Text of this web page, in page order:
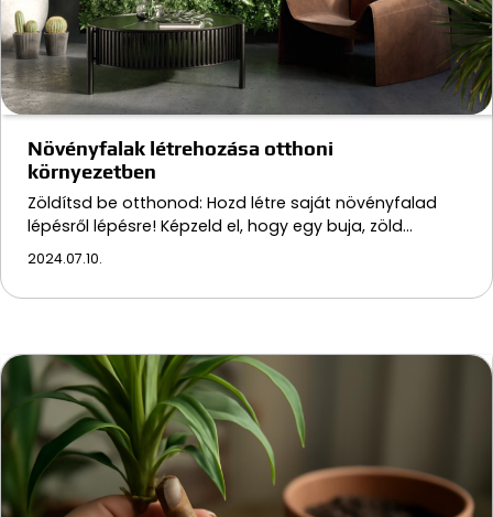
Növényfalak létrehozása otthoni
környezetben
Zöldítsd be otthonod: Hozd létre saját növényfalad
lépésről lépésre! Képzeld el, hogy egy buja, zöld…
2024.07.10.